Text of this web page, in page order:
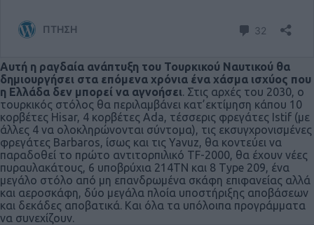
Αυτή η ραγδαία ανάπτυξη του Τουρκικού Ναυτικού θα
δημιουργήσει στα επόμενα χρόνια ένα χάσμα ισχύος που
η Ελλάδα δεν μπορεί να αγνοήσει. Στις αρχές του 2030, ο
τουρκικός στόλος θα περιλαμβάνει κατ’εκτίμηση κάπου 10
κορβέτες Hisar, 4 κορβέτες Ada, τέσσερις φρεγάτες Istif (με
άλλες 4 να ολοκληρώνονται σύντομα), τις εκσυγχρονισμένες
φρεγάτες Barbaros, ίσως και τις Yavuz, θα κοντεύει να
παραδοθεί το πρώτο αντιτορπιλικό TF-2000, θα έχουν νέες
πυραυλακάτους, 6 υποβρύχια 214ΤΝ και 8 Type 209, ένα
μεγάλο στόλο από μη επανδρωμένα σκάφη επιφανείας αλλά
και αεροσκάφη, δύο μεγάλα πλοία υποστήριξης αποβάσεων
και δεκάδες αποβατικά. Και όλα τα υπόλοιπα προγράμματα
να συνεχίζουν.